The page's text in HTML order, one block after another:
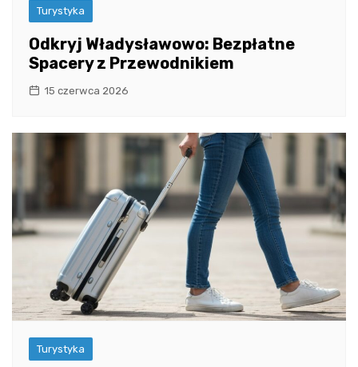
Turystyka
Odkryj Władysławowo: Bezpłatne
Spacery z Przewodnikiem
15 czerwca 2026
Turystyka